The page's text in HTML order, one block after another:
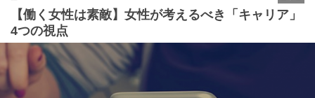
【働く女性は素敵】女性が考えるべき「キャリア」
4つの視点